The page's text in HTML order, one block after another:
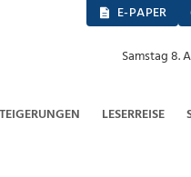
E-PAPER
Samstag 8.
LESERREISE